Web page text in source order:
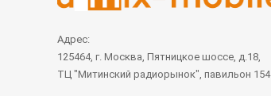
Адрес:
125464, г. Москва, Пятницкое шоссе, д.18,
ТЦ "Митинский радиорынок", павильон 154